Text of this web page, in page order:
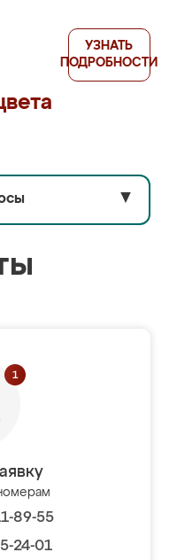
УЗНАТЬ
ПОДРОБНОСТИ
▼
89-55
24-01